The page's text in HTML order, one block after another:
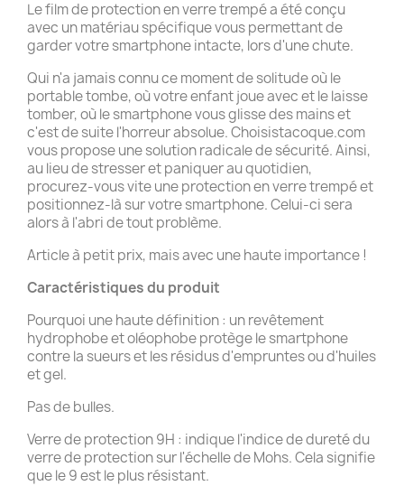
Le film de protection en verre trempé a été conçu
avec un matériau spécifique vous permettant de
garder votre smartphone intacte, lors d'une chute.
Qui n'a jamais connu ce moment de solitude où le
portable tombe, où votre enfant joue avec et le laisse
tomber, où le smartphone vous glisse des mains et
c'est de suite l'horreur absolue. Choisistacoque.com
vous propose une solution radicale de sécurité. Ainsi,
au lieu de stresser et paniquer au quotidien,
procurez-vous vite une protection en verre trempé et
positionnez-là sur votre smartphone. Celui-ci sera
alors à l'abri de tout problème.
Article à petit prix, mais avec une haute importance !
Caractéristiques du produit
Pourquoi une haute définition : un revêtement
hydrophobe et oléophobe protège le smartphone
contre la sueurs et les résidus d'empruntes ou d'huiles
et gel.
Pas de bulles.
Verre de protection 9H : indique l'indice de dureté du
verre de protection sur l'échelle de Mohs. Cela signifie
que le 9 est le plus résistant.